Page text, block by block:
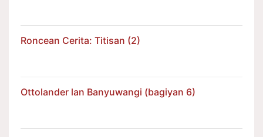
Roncean Cerita: Titisan (2)
Ottolander lan Banyuwangi (bagiyan 6)